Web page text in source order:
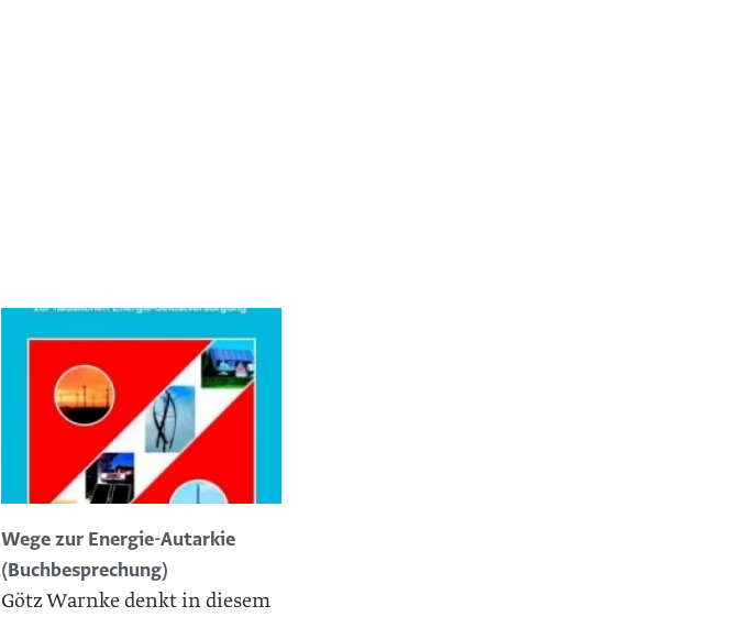
Wege zur Energie-Autarkie
(Buchbesprechung)
Götz Warnke denkt in diesem